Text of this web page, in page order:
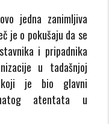
jedna zanimljiva
je o pokušaju da se
i pripadnika
u tadašnjoj
koji je bio glavni
atentata u